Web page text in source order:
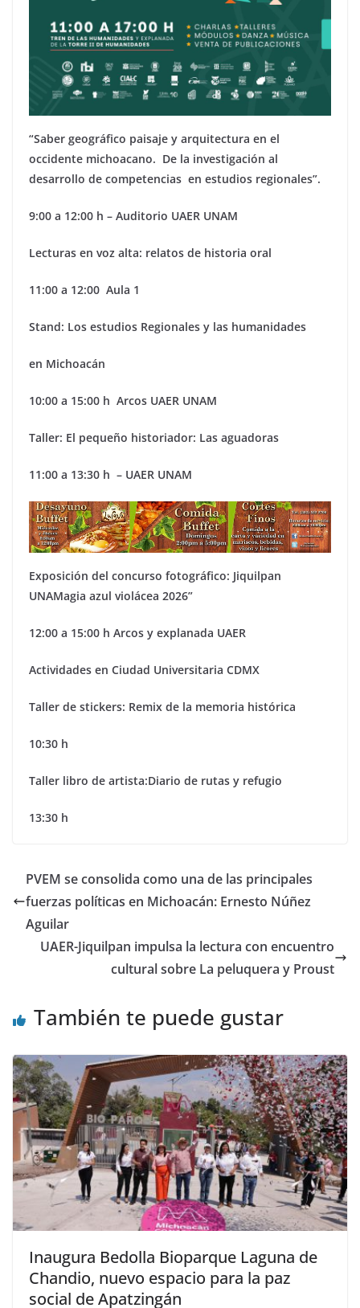
“Saber geográfico paisaje y arquitectura en el
occidente michoacano. De la investigación al
desarrollo de competencias en estudios regionales”.
9:00 a 12:00 h – Auditorio UAER UNAM
Lecturas en voz alta: relatos de historia oral
11:00 a 12:00 Aula 1
Stand: Los estudios Regionales y las humanidades
en Michoacán
10:00 a 15:00 h Arcos UAER UNAM
Taller: El pequeño historiador: Las aguadoras
11:00 a 13:30 h – UAER UNAM
Exposición del concurso fotográfico: Jiquilpan
UNAMagia azul violácea 2026”
12:00 a 15:00 h Arcos y explanada UAER
Actividades en Ciudad Universitaria CDMX
Taller de stickers: Remix de la memoria histórica
10:30 h
Taller libro de artista:Diario de rutas y refugio
13:30 h
PVEM se consolida como una de las principales
fuerzas políticas en Michoacán: Ernesto Núñez
Aguilar
UAER-Jiquilpan impulsa la lectura con encuentro
cultural sobre La peluquera y Proust
También te puede gustar
Inaugura Bedolla Bioparque Laguna de
Chandio, nuevo espacio para la paz
social de Apatzingán